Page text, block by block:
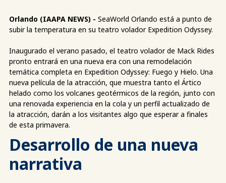
Orlando (IAAPA NEWS) - SeaWorld Orlando está a punto de
subir la temperatura en su teatro volador Expedition Odyssey.
Inaugurado el verano pasado, el teatro volador de Mack Rides
pronto entrará en una nueva era con una remodelación
temática completa en Expedition Odyssey: Fuego y Hielo. Una
nueva película de la atracción, que muestra tanto el Ártico
helado como los volcanes geotérmicos de la región, junto con
una renovada experiencia en la cola y un perfil actualizado de
la atracción, darán a los visitantes algo que esperar a finales
de esta primavera.
Desarrollo de una nueva
narrativa